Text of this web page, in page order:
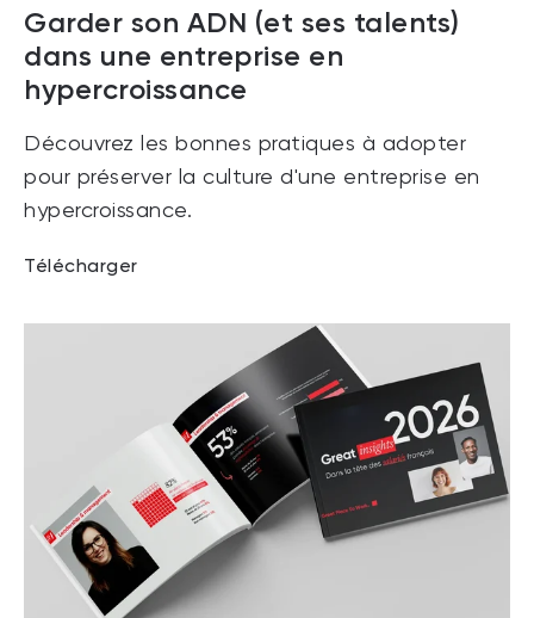
Garder son ADN (et ses talents)
dans une entreprise en
hypercroissance
Découvrez les bonnes pratiques à adopter
pour préserver la culture d'une entreprise en
hypercroissance.
Télécharger